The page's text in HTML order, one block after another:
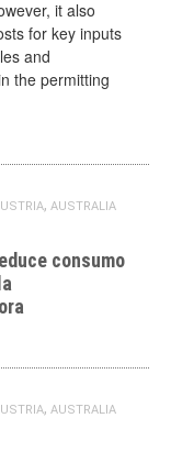
it also
for key inputs
and
the permitting
, AUSTRALIA
consumo
, AUSTRALIA